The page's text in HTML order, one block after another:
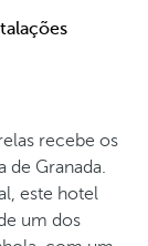
recebe os
de Granada.
este hotel
um dos